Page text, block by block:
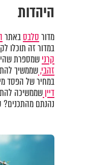
היהדות
מדורסלבסבאתר
במדור זה תוכלו
קרנישמספרת
זהבי,שממשיך
במחיר של הפסד
דייןשממשיכה
נהנתם מהתכנים?